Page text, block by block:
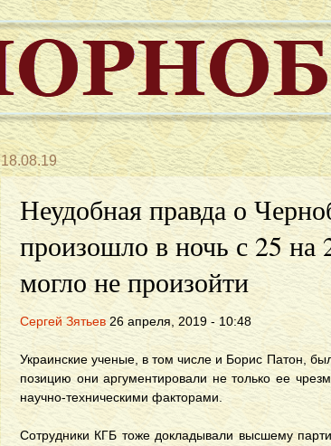
18.08.19
Неудобная правда о
произошло в ночь с 25 на
могло не произойти
Сергей Зятьев 26 апреля, 2019 - 10:48
Украинские ученые, в том числе и Борис Патон,
позицию они аргументировали не только ее
научно-техническими факторами.
Сотрудники КГБ тоже докладывали высшему